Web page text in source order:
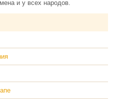
и у всех народов.